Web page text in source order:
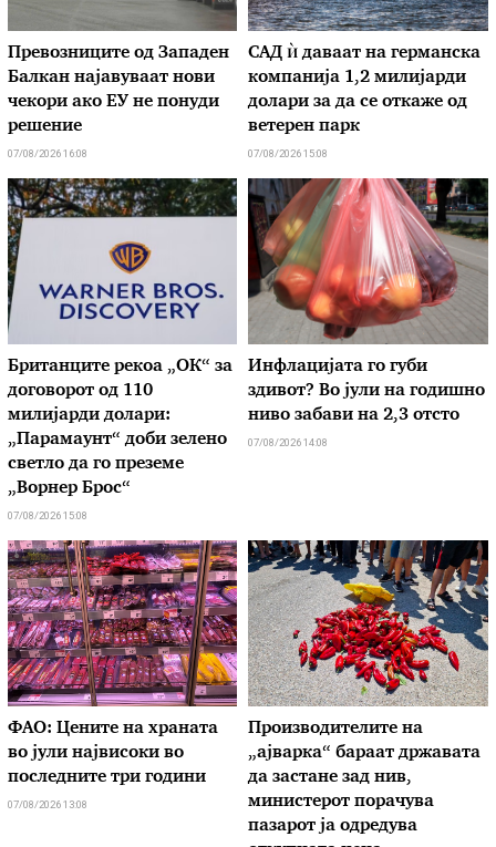
Превозниците од Западен
Балкан најавуваат нови
чекори ако ЕУ не понуди
решение
07/08/2026 16:08
САД ѝ даваат на германска
компанија 1,2 милијарди
долари за да се откаже од
ветерен парк
07/08/2026 15:08
Британците рекоа „ОК“ за
договорот од 110
милијарди долари:
„Парамаунт“ доби зелено
светло да го преземе
„Ворнер Брос“
07/08/2026 15:08
Инфлацијата го губи
здивот? Во јули на годишно
ниво забави на 2,3 отсто
07/08/2026 14:08
ФАО: Цените на храната
во јули највисоки во
последните три години
07/08/2026 13:08
Производителите на
„ајварка“ бараат државата
да застане зад нив,
министерот порачува
пазарот ја одредува